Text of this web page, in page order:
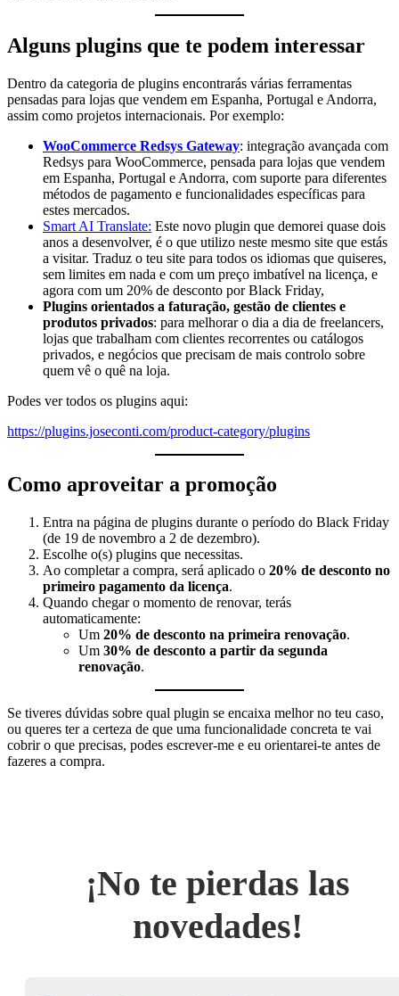
Alguns plugins que te podem interessar
Dentro da categoria de plugins encontrarás várias ferramentas
pensadas para lojas que vendem em Espanha, Portugal e Andorra,
assim como projetos internacionais. Por exemplo:
WooCommerce Redsys Gateway: integração avançada com
Redsys para WooCommerce, pensada para lojas que vendem
em Espanha, Portugal e Andorra, com suporte para diferentes
métodos de pagamento e funcionalidades específicas para
estes mercados.
Smart AI Translate: Este novo plugin que demorei quase dois
anos a desenvolver, é o que utilizo neste mesmo site que estás
a visitar. Traduz o teu site para todos os idiomas que quiseres,
sem limites em nada e com um preço imbatível na licença, e
agora com um 20% de desconto por Black Friday,
Plugins orientados a faturação, gestão de clientes e
produtos privados: para melhorar o dia a dia de freelancers,
lojas que trabalham com clientes recorrentes ou catálogos
privados, e negócios que precisam de mais controlo sobre
quem vê o quê na loja.
Podes ver todos os plugins aqui:
https://plugins.joseconti.com/product-category/plugins
Como aproveitar a promoção
Entra na página de plugins durante o período do Black Friday
(de 19 de novembro a 2 de dezembro).
Escolhe o(s) plugins que necessitas.
Ao completar a compra, será aplicado o 20% de desconto no
primeiro pagamento da licença.
Quando chegar o momento de renovar, terás
automaticamente:
Um 20% de desconto na primeira renovação.
Um 30% de desconto a partir da segunda
renovação.
Se tiveres dúvidas sobre qual plugin se encaixa melhor no teu caso,
ou queres ter a certeza de que uma funcionalidade concreta te vai
cobrir o que precisas, podes escrever-me e eu orientarei-te antes de
fazeres a compra.
¡No te pierdas las
novedades!